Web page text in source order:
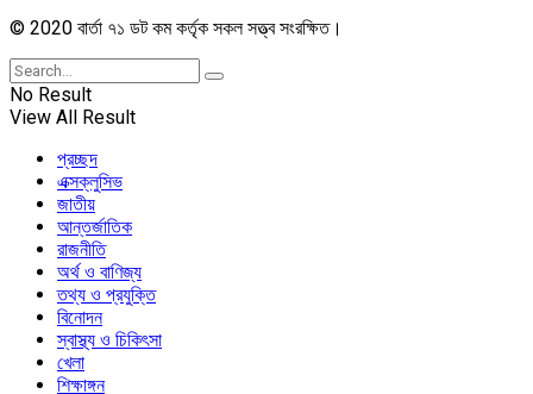
© 2020 বার্তা ৭১ ডট কম কর্তৃক সকল সত্ত্ব সংরক্ষিত।
No Result
View All Result
প্রচ্ছদ
এক্সক্লুসিভ
জাতীয়
আন্তর্জাতিক
রাজনীতি
অর্থ ও বাণিজ্য
তথ্য ও প্রযুক্তি
বিনোদন
স্বাস্থ্য ও চিকিৎসা
খেলা
শিক্ষাঙ্গন